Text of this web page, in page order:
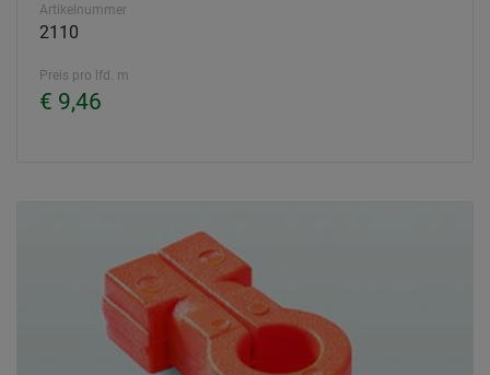
Artikelnummer
2110
Preis pro lfd. m
€ 9,46